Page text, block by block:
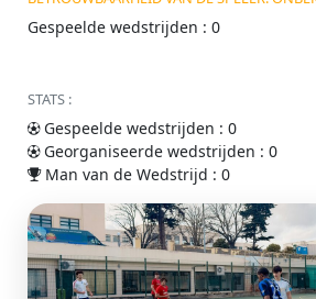
Gespeelde wedstrijden : 0
STATS :
Gespeelde wedstrijden : 0
Georganiseerde wedstrijden : 0
Man van de Wedstrijd : 0